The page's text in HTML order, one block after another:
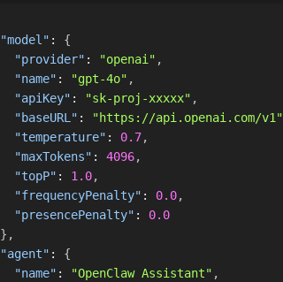
"model" :
{
"provider" : "openai" ,
"name" : "gpt-4o" ,
"apiKey" : "sk-proj-xxxxx" ,
"baseURL" : "https://api.openai.com/v1"
"temperature" : 0.7,
"maxTokens" : 4096,
"topP" : 1.0,
"frequencyPenalty" : 0.0,
"presencePenalty" :
0.0
} ,
"agent" :
{
"name" : "OpenClaw Assistant" ,